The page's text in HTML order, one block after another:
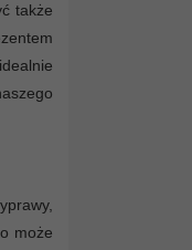
także
może